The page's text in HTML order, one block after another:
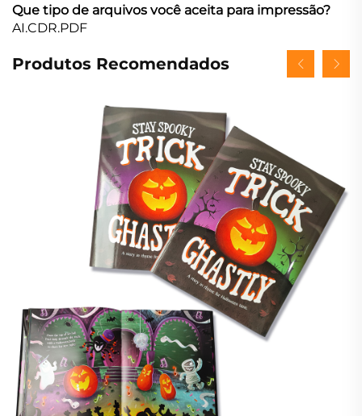
Que tipo de arquivos você aceita para impressão?
AI.CDR.PDF
Produtos Recomendados